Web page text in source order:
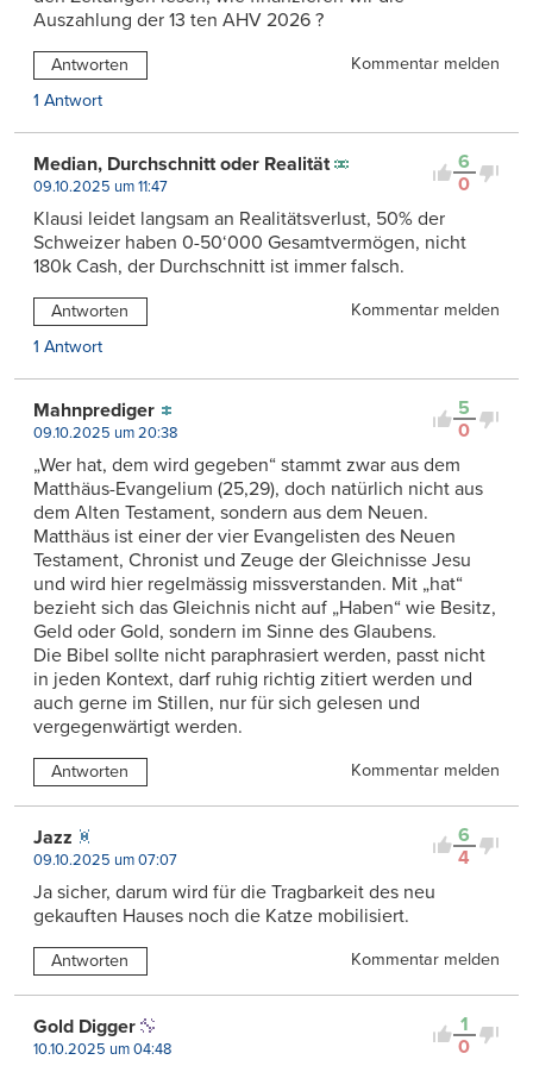
Auszahlung der 13 ten AHV 2026 ?
Antworten
Kommentar melden
1 Antwort
6
0
Median, Durchschnitt oder Realität
09.10.2025 um 11:47
Klausi leidet langsam an Realitätsverlust, 50% der
Schweizer haben 0-50‘000 Gesamtvermögen, nicht
180k Cash, der Durchschnitt ist immer falsch.
Antworten
Kommentar melden
1 Antwort
5
0
Mahnprediger
09.10.2025 um 20:38
„Wer hat, dem wird gegeben“ stammt zwar aus dem
Matthäus-Evangelium (25,29), doch natürlich nicht aus
dem Alten Testament, sondern aus dem Neuen.
Matthäus ist einer der vier Evangelisten des Neuen
Testament, Chronist und Zeuge der Gleichnisse Jesu
und wird hier regelmässig missverstanden. Mit „hat“
bezieht sich das Gleichnis nicht auf „Haben“ wie Besitz,
Geld oder Gold, sondern im Sinne des Glaubens.
Die Bibel sollte nicht paraphrasiert werden, passt nicht
in jeden Kontext, darf ruhig richtig zitiert werden und
auch gerne im Stillen, nur für sich gelesen und
vergegenwärtigt werden.
Antworten Kommentar melden
6
4
Jazz
09.10.2025 um 07:07
Ja sicher, darum wird für die Tragbarkeit des neu
gekauften Hauses noch die Katze mobilisiert.
Antworten Kommentar melden
1
0
Gold Digger
10.10.2025 um 04:48